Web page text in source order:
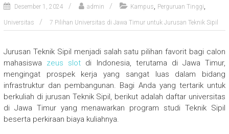
Desember 1, 2024 admin Kampus, Perguruan Tinggi,
Universitas 7 Pilihan Universitas di Jawa Timur untuk Jurusan Teknik Sipil
Jurusan Teknik Sipil menjadi salah satu pilihan favorit bagi calon
mahasiswa zeus slot di Indonesia, terutama di Jawa Timur,
mengingat prospek kerja yang sangat luas dalam bidang
infrastruktur dan pembangunan. Bagi Anda yang tertarik untuk
berkuliah di jurusan Teknik Sipil, berikut adalah daftar universitas
di Jawa Timur yang menawarkan program studi Teknik Sipil
beserta perkiraan biaya kuliahnya.